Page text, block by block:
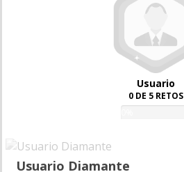
Usuario
0 DE 5 RETOS
Usuario Diamante